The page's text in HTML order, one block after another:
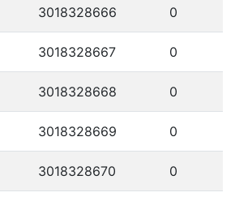
3018328666 0
3018328667 0
3018328668 0
3018328669 0
3018328670 0